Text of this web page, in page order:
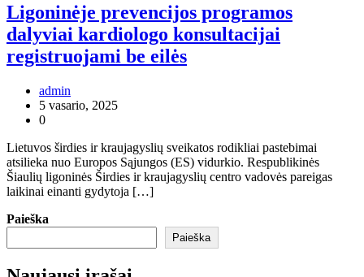
Ligoninėje prevencijos programos
dalyviai kardiologo konsultacijai
registruojami be eilės
admin
5 vasario, 2025
0
Lietuvos širdies ir kraujagyslių sveikatos rodikliai pastebimai
atsilieka nuo Europos Sąjungos (ES) vidurkio. Respublikinės
Šiaulių ligoninės Širdies ir kraujagyslių centro vadovės pareigas
laikinai einanti gydytoja […]
Paieška
Paieška